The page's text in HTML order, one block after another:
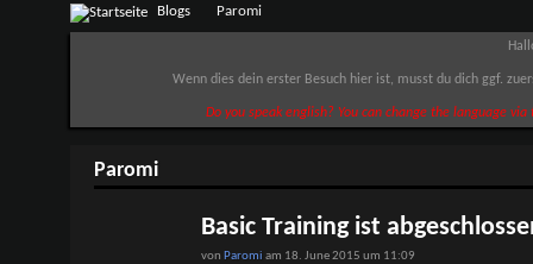
Blogs Paromi
Wenn dies dein erster Besuch hier ist, musst du dich ggf.
Do you speak english? You can change the language
Paromi
Basic Training ist
von Paromi am 18. June 2015 um 11:09